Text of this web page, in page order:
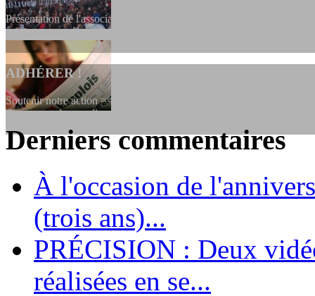
Présentation de l'association et de sa charte qui encadre nos actions
ADHÉRER !
Soutenir notre action ==> Si vous souhaitez adhérer à
dessous, en le remplissant et en...
En 2004, une dizaine de personnes contribuèrent au lancement de
dernières années. L'aventure se pou...
Derniers commentaires
À l'occasion de
(trois ans)...
PRÉCISION : Deux
réalisées en se...